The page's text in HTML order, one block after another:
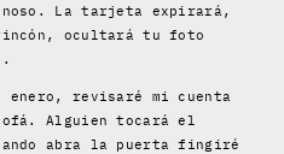
La tarjeta expirará,
ocultará tu foto
revisaré mi cuenta
Alguien tocará el
abra la puerta fingiré